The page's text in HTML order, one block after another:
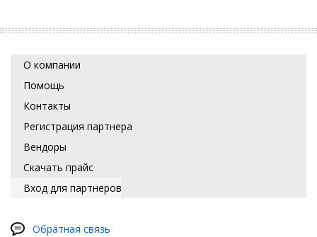
О компании
Помощь
Контакты
Регистрация партнера
Вендоры
Скачать прайс
Вход для партнеров
Обратная связь